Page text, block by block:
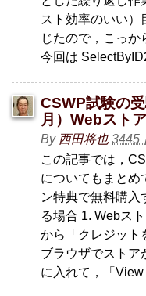
スト効率のいい
じたので，こっか
今回は
CSWP試験の
月）Webスト
By 西田将也 3445
この記事では，
についてもまとめ
ン特典で無料購入
る場合 1. Webス
から「クレジット
ブラウザでストア
に入れて，「